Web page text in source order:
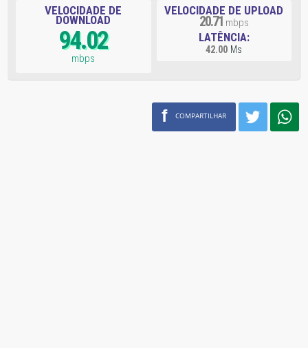
VELOCIDADE DE
DOWNLOAD
94.02
mbps
VELOCIDADE DE UPLOAD
20.71 mbps
LATÊNCIA:
42.00 Ms
f COMPARTILHAR